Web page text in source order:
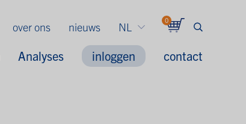
0
NL
over ons nieuws
Analyses inloggen contact